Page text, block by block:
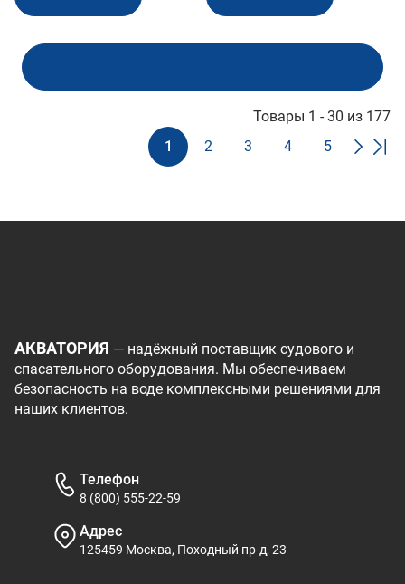
Товары 1 - 30 из 177
1
2 3 4 5
АКВАТОРИЯ — надёжный поставщик судового и
спасательного оборудования. Мы обеспечиваем
безопасность на воде комплексными решениями для
наших клиентов.
Телефон
8 (800) 555-22-59
Адрес
125459 Москва, Походный пр-д, 23